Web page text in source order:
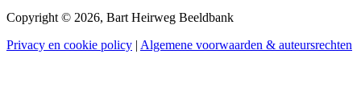
Copyright © 2026, Bart Heirweg Beeldbank
Privacy en cookie policy | Algemene voorwaarden & auteursrechten